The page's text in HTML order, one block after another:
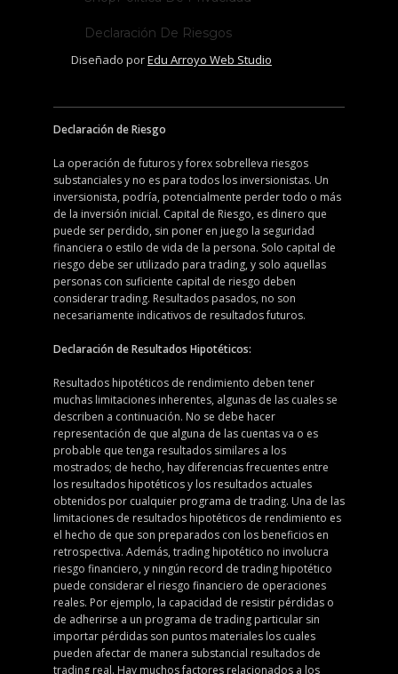
Declaración De Riesgos
Diseñado porEdu Arroyo Web Studio
Declaración de Riesgo
La operación de futuros y forex sobrelleva riesgos
substanciales y no es para todos los inversionistas. Un
inversionista, podría, potencialmente perder todo o más
de la inversión inicial. Capital de Riesgo, es dinero que
puede ser perdido, sin poner en juego la seguridad
financiera o estilo de vida de la persona. Solo capital de
riesgo debe ser utilizado para trading, y solo aquellas
personas con suficiente capital de riesgo deben
considerar trading. Resultados pasados, no son
necesariamente indicativos de resultados futuros.
Declaración de Resultados Hipotéticos:
Resultados hipotéticos de rendimiento deben tener
muchas limitaciones inherentes, algunas de las cuales se
describen a continuación. No se debe hacer
representación de que alguna de las cuentas va o es
probable que tenga resultados similares a los
mostrados; de hecho, hay diferencias frecuentes entre
los resultados hipotéticos y los resultados actuales
obtenidos por cualquier programa de trading. Una de las
limitaciones de resultados hipotéticos de rendimiento es
el hecho de que son preparados con los beneficios en
retrospectiva. Además, trading hipotético no involucra
riesgo financiero, y ningún record de trading hipotético
puede considerar el riesgo financiero de operaciones
reales. Por ejemplo, la capacidad de resistir pérdidas o
de adherirse a un programa de trading particular sin
importar pérdidas son puntos materiales los cuales
pueden afectar de manera substancial resultados de
trading real. Hay muchos factores relacionados a los